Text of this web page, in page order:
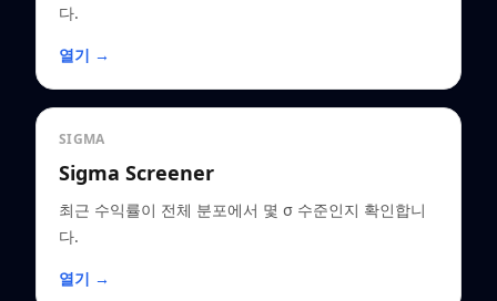
다.
열기 →
SIGMA
Sigma Screener
최근 수익률이 전체 분포에서 몇 σ 수준인지 확인합니
다.
열기 →